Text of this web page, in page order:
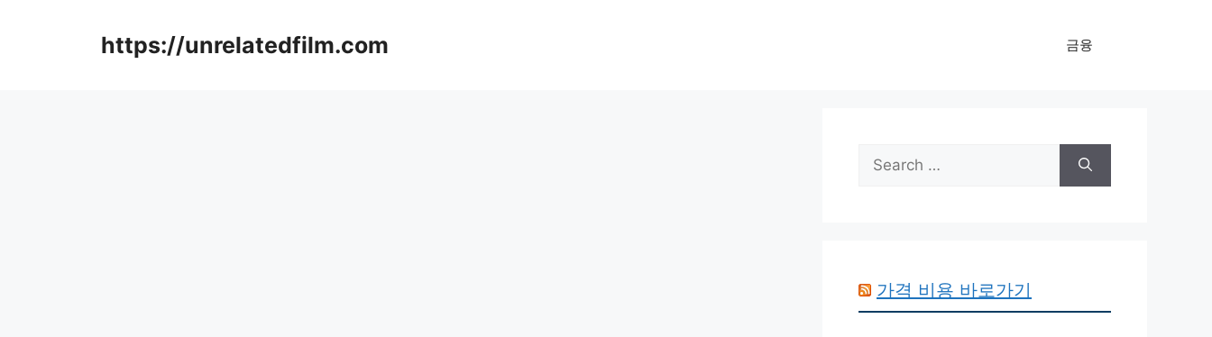
https://unrelatedfilm.com 금융
Search
for:
가격 비용 바로가기